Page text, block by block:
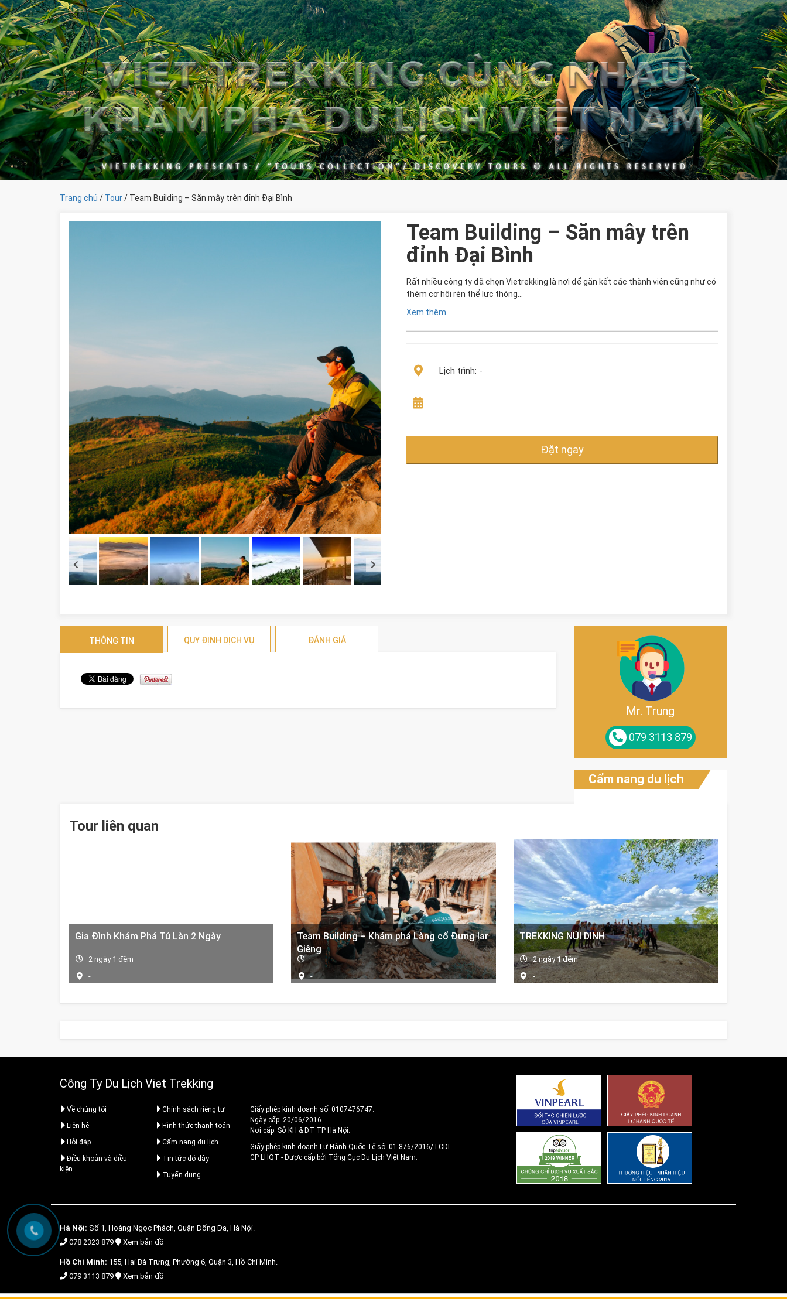
Trang chủ / Tour/ Team Building – Săn mây trên đỉnh Đại Bình
Team Building – Săn mây trên
đỉnh Đại Bình
Rất nhiều công ty đã chọn Vietrekking là nơi để gắn kết các thành viên cũng như có
thêm cơ hội rèn thể lực thông…
Xem thêm
Lịch trình: -
Đặt ngay
THÔNG TIN QUY ĐỊNH DỊCH VỤ ĐÁNH GIÁ
Mr. Trung
079 3113 879
Cẩm nang du lịch
Tour liên quan
Gia Đình Khám Phá Tú Làn 2 Ngày
2 ngày 1 đêm
-
Team Building – Khám phá Làng cổ Đưng Iar
Giêng
-
TREKKING NÚI DINH
2 ngày 1 đêm
-
Công Ty Du Lịch Viet Trekking
Về chúng tôi
Chính sách riêng tư
Liên hệ
Hình thức thanh toán
Hỏi đáp
Cẩm nang du lịch
Điều khoản và điều
kiện
Tin tức đó đây
Tuyển dụng
Giấy phép kinh doanh số: 0107476747.
Ngày cấp: 20/06/2016.
Nơi cấp: Sở KH & ĐT TP Hà Nội.
Giấy phép kinh doanh Lữ Hành Quốc Tế số: 01-876/2016/TCDL-
GP LHQT - Được cấp bởi Tổng Cục Du Lịch Việt Nam.
Hà Nội: Số 1, Hoàng Ngọc Phách, Quận Đống Đa, Hà Nội.
078 2323 879
Xem bản đồ
Hồ Chí Minh: 155, Hai Bà Trưng, Phường 6, Quận 3, Hồ Chí Minh.
079 3113 879
Xem bản đồ